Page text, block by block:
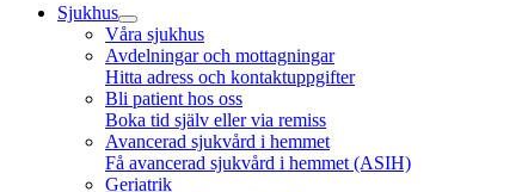
Sjukhus
Våra sjukhus
Avdelningar och mottagningar
Hitta adress och kontaktuppgifter
Bli patient hos oss
Boka tid själv eller via remiss
Avancerad sjukvård i hemmet
Få avancerad sjukvård i hemmet (ASIH)
Geriatrik